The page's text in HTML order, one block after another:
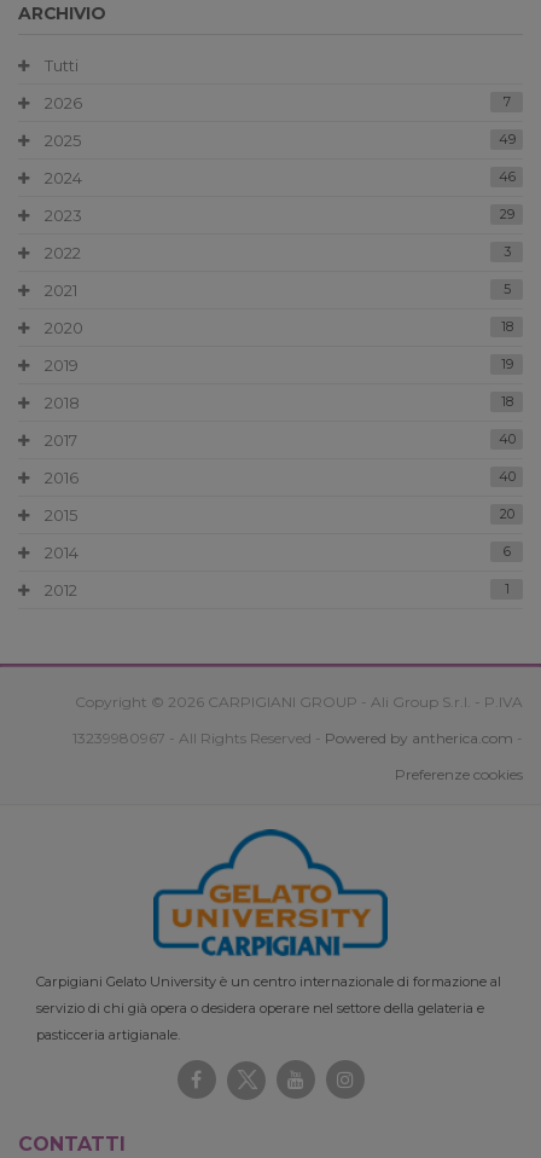
ARCHIVIO
Tutti
2026
7
2025 49
2024 46
2023 29
2022 3
2021 5
2020 18
2019 19
2018 18
2017 40
2016 40
2015 20
2014 6
2012 1
Copyright © 2026 CARPIGIANI GROUP - Ali Group S.r.l. - P.IVA
13239980967 - All Rights Reserved - Powered by antherica.com -
Preferenze cookies
Carpigiani Gelato University è un centro internazionale di formazione al
servizio di chi già opera o desidera operare nel settore della gelateria e
pasticceria artigianale.
CONTATTI